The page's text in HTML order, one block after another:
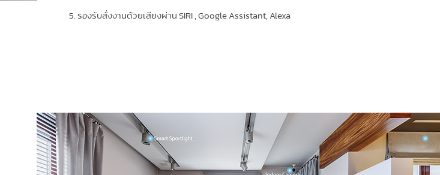
5. รองรับสั่งงานด้วยเสียงผ่าน SIRI , Google Assistant, Alexa